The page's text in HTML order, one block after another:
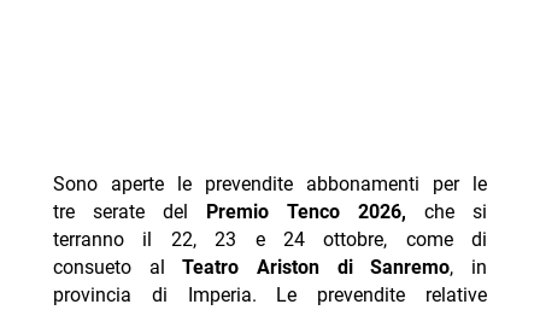
Sono aperte le prevendite abbonamenti per le
tre serate del
Premio Tenco 2026, che si
terranno il 22, 23 e 24 ottobre, come di
consueto alTeatro Ariston di Sanremo, in
provincia di Imperia. Le prevendite relative